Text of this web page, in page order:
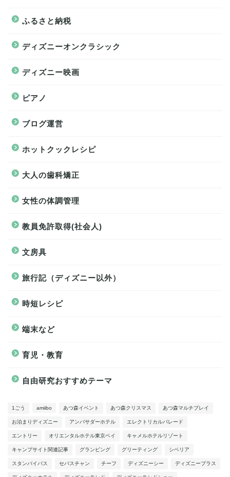
ふるさと納税
ディズニーオンクラシック
ディズニー映画
ピアノ
ブログ運営
ホットクックレシピ
大人の歯科矯正
女性の体調管理
教員免許取得(社会人)
文房具
旅行記（ディズニー以外）
時短レシピ
端末など
育児・教育
自由研究おすすめテーマ
1ごう amiibo あつ森イベント あつ森クリスマス あつ森マルチプレイ
お泊まりディズニー アンバサダーホテル エレクトリカルパレード
エントリー オリエンタルホテル東京ベイ キャメルホテルリゾート
キャンプサイト関連記事 グランピング グリーティング シベリア
スタンバイパス セバスチャン チーフ ディズニーシー ディズニープラス